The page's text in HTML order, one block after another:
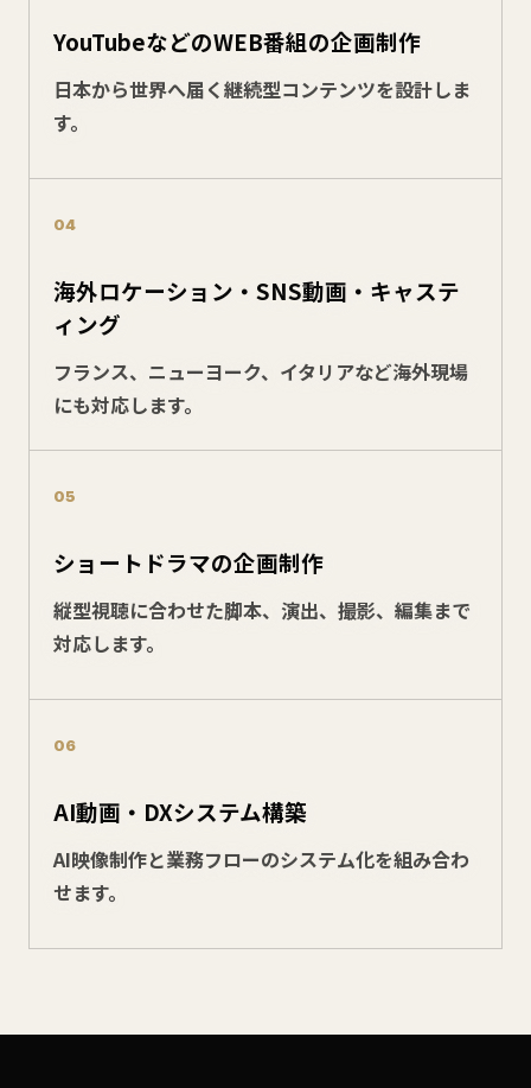
YouTubeなどのWEB番組の企画制作
日本から世界へ届く継続型コンテンツを設計しま
す。
04
海外ロケーション・SNS動画・キャステ
ィング
フランス、ニューヨーク、イタリアなど海外現場
にも対応します。
05
ショートドラマの企画制作
縦型視聴に合わせた脚本、演出、撮影、編集まで
対応します。
06
AI動画・DXシステム構築
AI映像制作と業務フローのシステム化を組み合わ
せます。